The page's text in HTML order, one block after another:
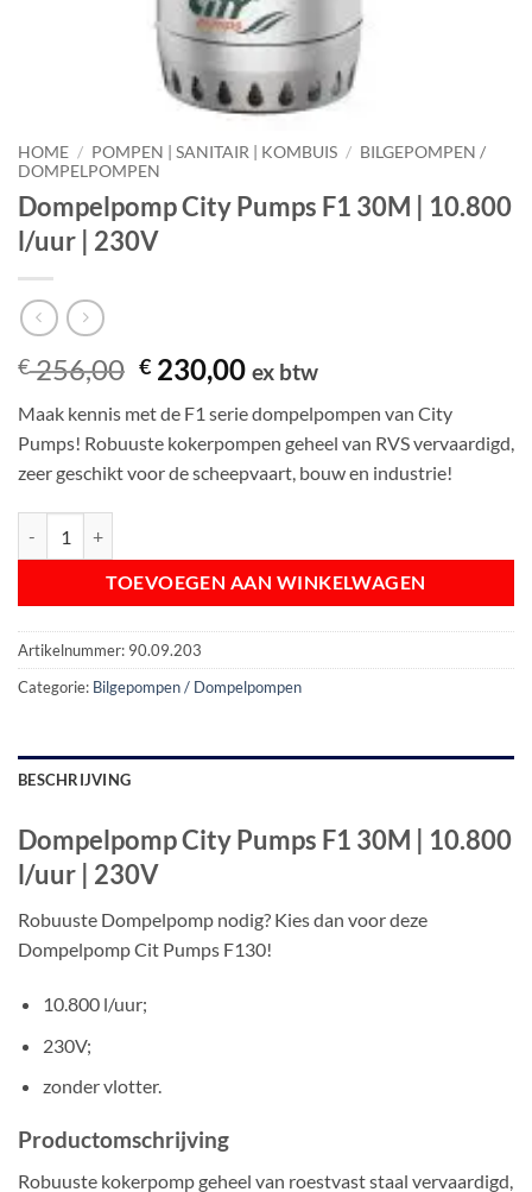
HOME / POMPEN | SANITAIR | KOMBUIS / BILGEPOMPEN /
DOMPELPOMPEN
Dompelpomp City Pumps F1 30M | 10.800
l/uur | 230V
€256,00 Oorspronkelijke
was:
€ 256,00.
€ 230,00Huidige
is:
€ 230,00.
ex btw
Maak kennis met de F1 serie dompelpompen van City
Pumps! Robuuste kokerpompen geheel van RVS vervaardigd,
zeer geschikt voor de scheepvaart, bouw en industrie!
TOEVOEGEN AAN WINKELWAGEN
Artikelnummer: 90.09.203
Categorie: Bilgepompen / Dompelpompen
BESCHRIJVING
Dompelpomp City Pumps F1 30M | 10.800
l/uur | 230V
Robuuste Dompelpomp nodig? Kies dan voor deze
Dompelpomp Cit Pumps F130!
10.800 l/uur;
230V;
zonder vlotter.
Productomschrijving
Robuuste kokerpomp geheel van roestvast staal vervaardigd,